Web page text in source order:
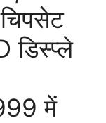
डिस्प्ले
में